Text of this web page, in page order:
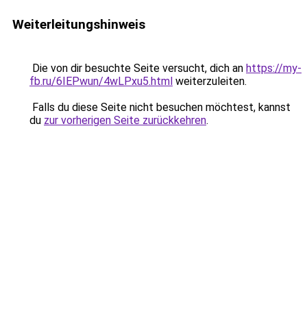
Weiterleitungshinweis
Die von dir besuchte Seite versucht, dich an https://my-
fb.ru/6IEPwun/4wLPxu5.html weiterzuleiten.
Falls du diese Seite nicht besuchen möchtest, kannst
du zur vorherigen Seite zurückkehren.